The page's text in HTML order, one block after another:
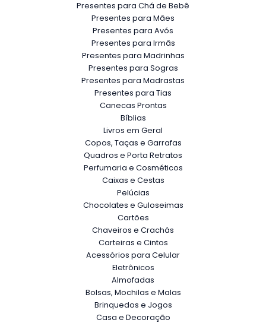
Presentes para Chá de Bebê
Presentes para Mães
Presentes para Avós
Presentes para Irmãs
Presentes para Madrinhas
Presentes para Sogras
Presentes para Madrastas
Presentes para Tias
Canecas Prontas
Bíblias
Livros em Geral
Copos, Taças e Garrafas
Quadros e Porta Retratos
Perfumaria e Cosméticos
Caixas e Cestas
Pelúcias
Chocolates e Guloseimas
Cartões
Chaveiros e Crachás
Carteiras e Cintos
Acessórios para Celular
Eletrônicos
Almofadas
Bolsas, Mochilas e Malas
Brinquedos e Jogos
Casa e Decoração